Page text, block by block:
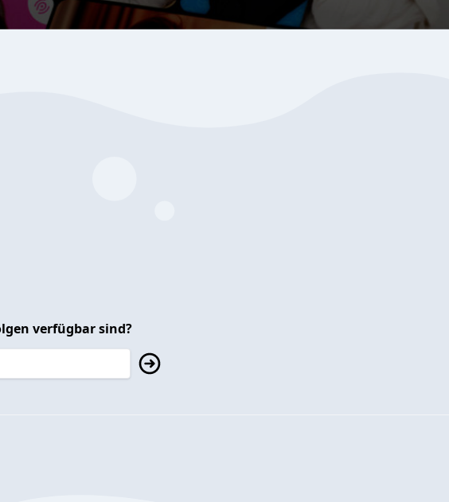
verfügbar sind?